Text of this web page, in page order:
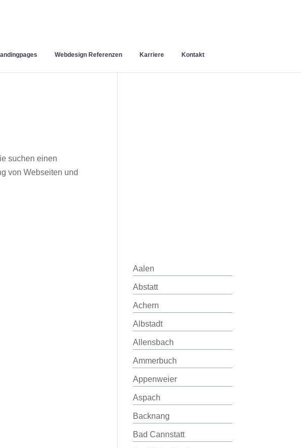
Webdesign Referenzen Karriere Kontakt
suchen einen
von Webseiten und
Aalen
Abstatt
Achern
Albstadt
Allensbach
Ammerbuch
Appenweier
Aspach
Backnang
Bad Cannstatt